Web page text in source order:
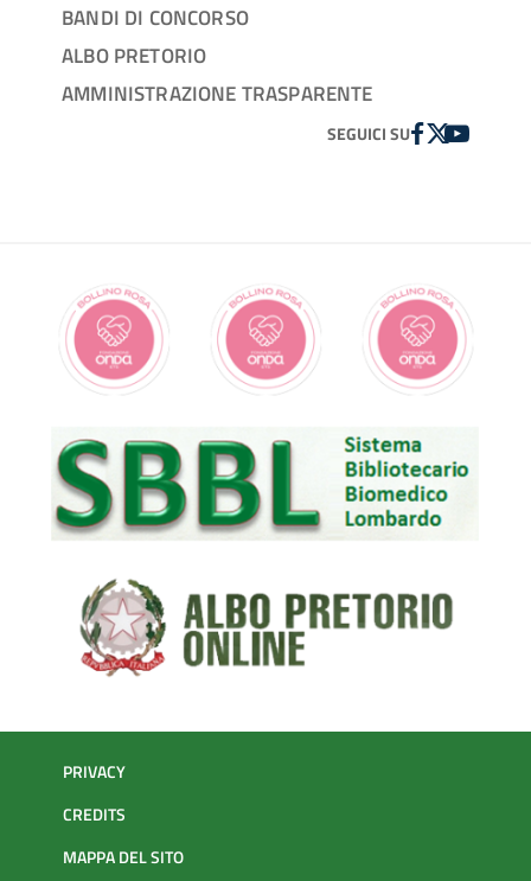
BANDI DI CONCORSO
ALBO PRETORIO
AMMINISTRAZIONE TRASPARENTE
SEGUICI SUFACEBOOK
TWITTER
YOUTUBE
PRIVACY
CREDITS
MAPPA DEL SITO